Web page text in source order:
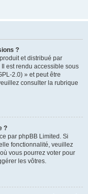
?
et distribué par
est rendu accessible sous
2.0) » et peut être
consulter la rubrique
?
par phpBB Limited. Si
fonctionnalité, veuillez
vous pourrez voter pour
les vôtres.